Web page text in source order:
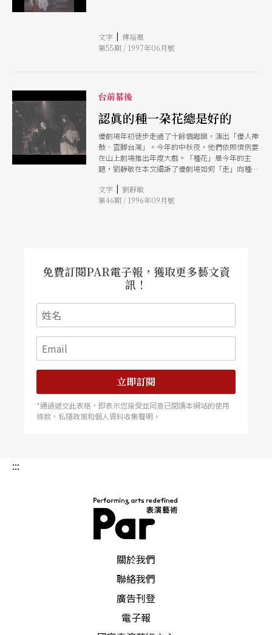
文字 | 傅裕惠
第55期 / 1997年06月號
台前幕後
認眞的種一朶花總是好的
優劇場年初徒步走過了十餘個鄕鎭，演出「優人神
鼓．雲脚台灣」。今年的中秋夜，他們依照慣例要
在山上劇場推出年度大戲。「種花」是今年的主
題，劉靜敏在本文細訴了優劇場如何「走」向種花
文字 | 劉靜敏
第46期 / 1996年09月號
免費訂閱PAR電子報，獲取更多藝文資
訊！
立即訂閱
*通過遞交此表格，即表示您接受並同意已閱讀本網站的使用
條款，私隱政策和個人資料收集聲明。
:::
關於我們
聯絡我們
廣告刊登
電子報